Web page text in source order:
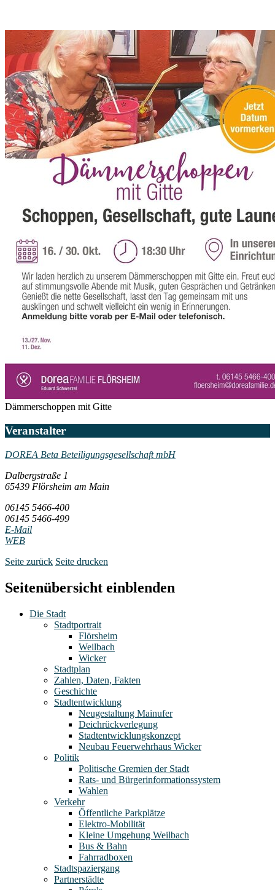
Dämmerschoppen mit Gitte
Veranstalter
DOREA Beta Beteiligungsgesellschaft mbH
Dalbergstraße 1
65439 Flörsheim am Main
06145 5466-400
06145 5466-499
E-Mail
WEB
Seite zurück Seite drucken
Seitenübersicht einblenden
Die Stadt
Stadtportrait
Flörsheim
Weilbach
Wicker
Stadtplan
Zahlen, Daten, Fakten
Geschichte
Stadtentwicklung
Neugestaltung Mainufer
Deichrückverlegung
Stadtentwicklungskonzept
Neubau Feuerwehrhaus Wicker
Politik
Politische Gremien der Stadt
Rats- und Bürgerinformationssystem
Wahlen
Verkehr
Öffentliche Parkplätze
Elektro-Mobilität
Kleine Umgehung Weilbach
Bus & Bahn
Fahrradboxen
Stadtspaziergang
Partnerstädte